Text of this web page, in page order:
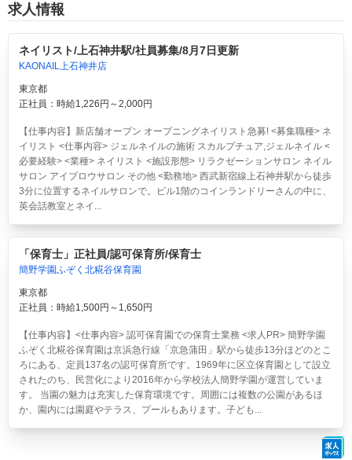
求人情報
ネイリスト/上石神井駅/社員募集/8月7日更新
KAONAIL上石神井店
東京都
正社員：時給1,226円～2,000円
【仕事内容】新店舗オープン オープニングネイリスト急募! <募集職種> ネ
イリスト <仕事内容> ジェルネイルの施術 スカルプチュア,ジェルネイル <
必要経験> <業種> ネイリスト <施設形態> リラクゼーションサロン ネイル
サロン アイブロウサロン その他 <勤務地> 西武新宿線上石神井駅から徒歩
3分に位置するネイルサロンで。ビル1階のコインランドリーさんの中に、
英会話教室とネイ...
「保育士」正社員/認可保育所/保育士
簡野学園ふぞく北糀谷保育園
東京都
正社員：時給1,500円～1,650円
【仕事内容】<仕事内容> 認可保育園での保育士業務 <求人PR> 簡野学園
ふぞく北糀谷保育園は京浜急行線「京急蒲田」駅から徒歩13分ほどのとこ
ろにある、定員137名の認可保育所です。1969年に区立保育園として設立
されたのち、民営化により2016年から学校法人簡野学園が運営していま
す。 当園の魅力は充実した保育環境です。周囲には複数の公園があるほ
か、園内には園庭やテラス、プールもあります。子ども...